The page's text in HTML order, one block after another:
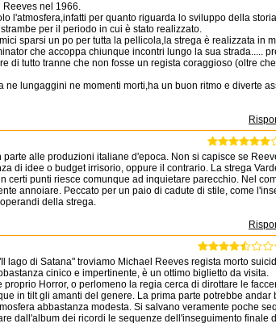
Reeves nel 1966.
l'atmosfera,infatti per quanto riguarda lo sviluppo della
per il periodo in cui è stato realizzato.
sparsi un po per tutta la pellicola,la strega è realizzata in
che accoppa chiunque incontri lungo la sua strada.....
di tutto tranne che non fosse un regista coraggioso (oltre che
lungaggini ne momenti morti,ha un buon ritmo e diverte
alle produzioni italiane d'epoca. Non si capisce se
di idee o budget irrisorio, oppure il contrario. La strega
certi punti riesce comunque ad inquietare parecchio. Nel
annoiare. Peccato per un paio di cadute di stile, come
della strega.
lago di Satana" troviamo Michael Reeves regista morto
cinico e impertinente, è un ottimo biglietto da visita.
proprio Horror, o perlomeno la regia cerca di dirottare le
in tilt gli amanti del genere. La prima parte potrebbe andar
abbastanza modesta. Si salvano veramente poche
dall'album dei ricordi le sequenze dell'inseguimento finale